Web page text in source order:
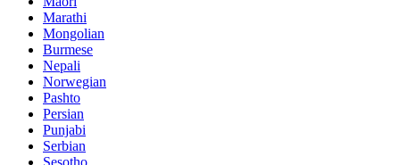
Marathi
Mongolian
Burmese
Nepali
Norwegian
Pashto
Persian
Punjabi
Serbian